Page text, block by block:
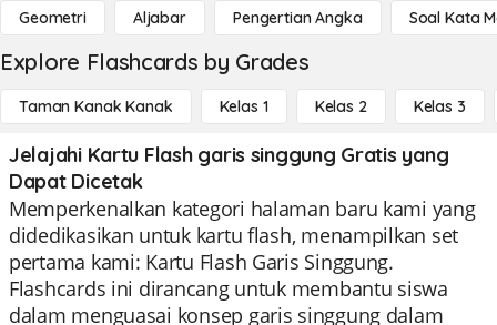
Geometri Aljabar Pengertian Angka Soal Kata
Explore Flashcards by Grades
Taman Kanak Kanak Kelas 1 Kelas 2 Kelas 3
Jelajahi Kartu Flash garis singgung Gratis yang
Dapat Dicetak
Memperkenalkan kategori halaman baru kami yang
didedikasikan untuk kartu flash, menampilkan set
pertama kami: Kartu Flash Garis Singgung.
Flashcards ini dirancang untuk membantu siswa
dalam menguasai konsep garis singgung dalam